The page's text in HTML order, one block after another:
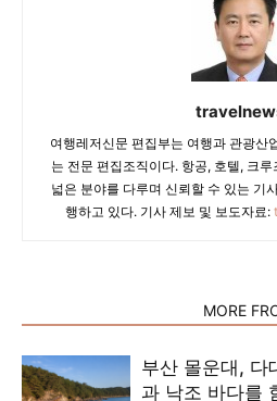
여행레저신문 편집부는 여행과 관광산
는 전문 편집조직이다. 항공, 호텔, 크
넓은 분야를 다루며 신뢰할 수 있는 기
행하고 있다. 기사 제보 및 보도자료:
MORE
부산 몰운대, 다
과 낙조 바다를